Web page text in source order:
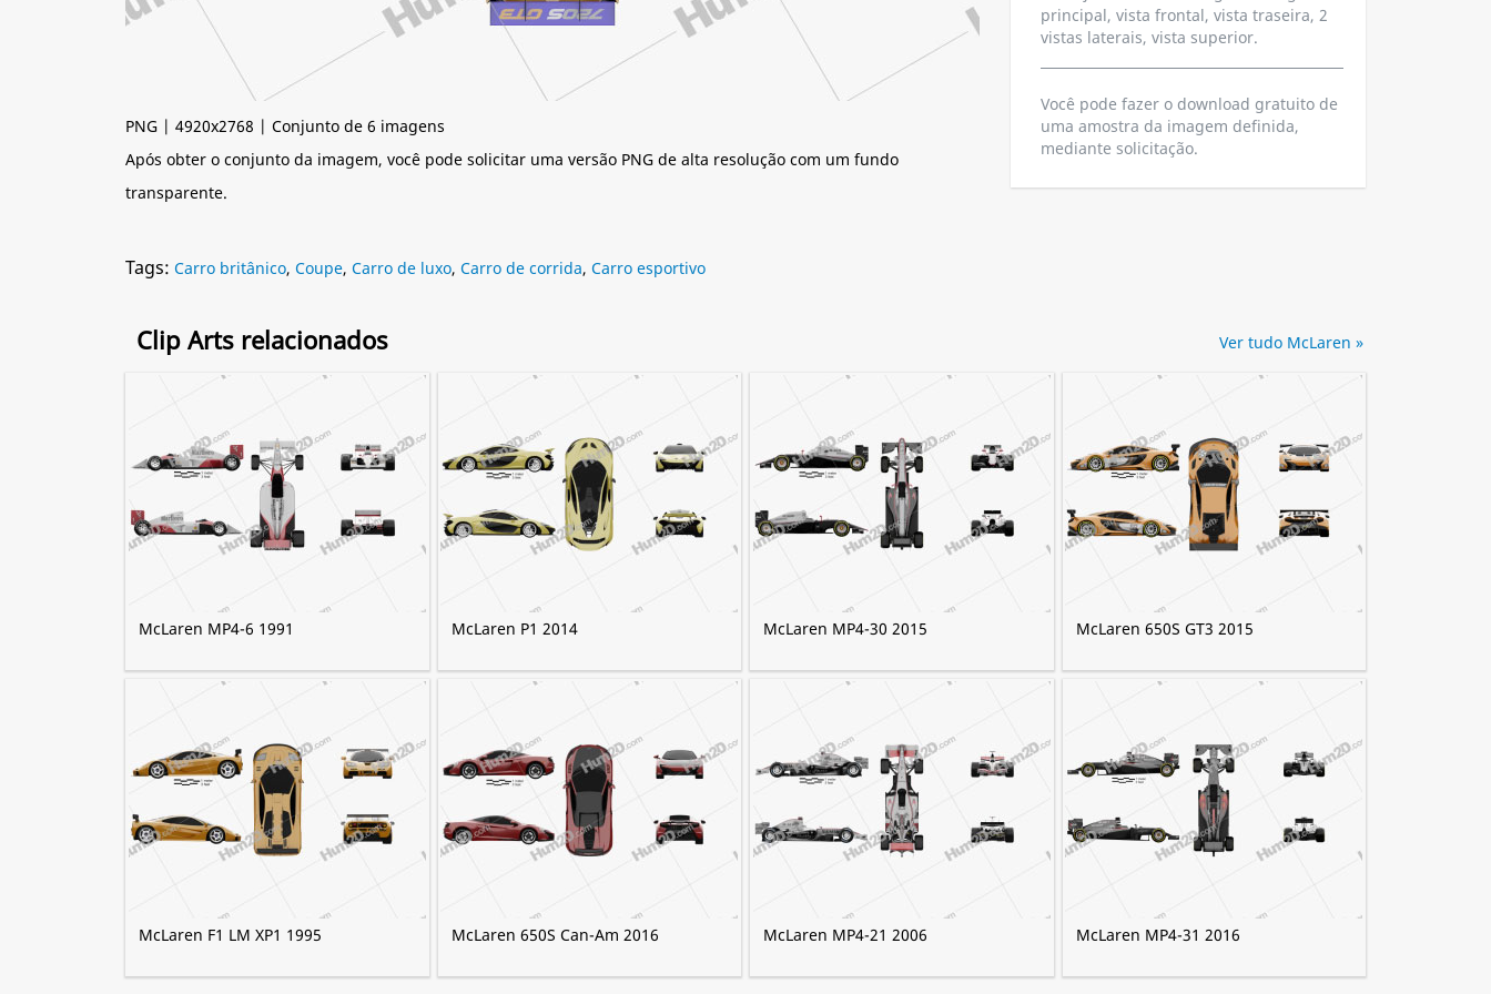
PNG | 4920x2768 | Conjunto de 6 imagens
Após obter o conjunto da imagem, você pode solicitar uma versão PNG de alta resolução com um fundo
transparente.
principal, vista frontal, vista traseira, 2
vistas laterais, vista superior.
Você pode fazer o download gratuito de
uma amostra da imagem definida,
mediante solicitação.
Tags: Carro britânico, Coupe, Carro de luxo, Carro de corrida, Carro esportivo
Clip Arts relacionados
McLaren MP4-6 1991 McLaren P1 2014 McLaren MP4-30 2015 McLaren 650S GT3 2015
McLaren F1 LM XP1 1995 McLaren 650S Can-Am 2016 McLaren MP4-21 2006 McLaren MP4-31 2016
Ver tudo McLaren »